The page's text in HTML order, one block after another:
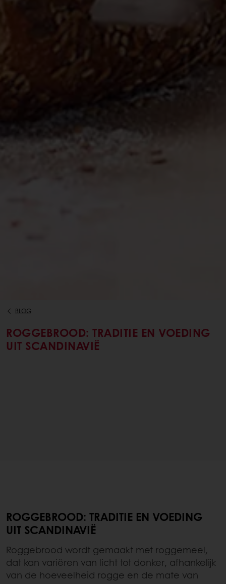
BLOG
ROGGEBROOD: TRADITIE EN VOEDING
UIT SCANDINAVIË
ROGGEBROOD: TRADITIE EN VOEDING
UIT SCANDINAVIË
Roggebrood wordt gemaakt met roggemeel,
dat kan variëren van licht tot donker, afhankelijk
van de hoeveelheid rogge en de mate van